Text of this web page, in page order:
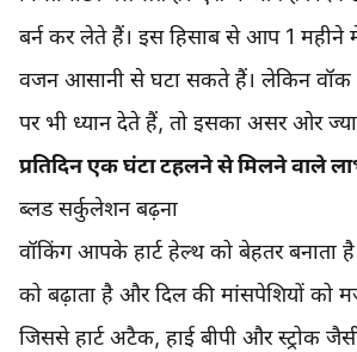
बर्न कर लेते हैं। इस हिसाब से आप 1 महीने
वजन आसानी से घटा सकते हैं। लेकिन
पर भी ध्यान देते हैं, तो इसका असर ओर
प्रतिदिन एक घंटा टहलने से मिलने वाले
ब्लड सर्कुलेशन बढ़ना
वॉकिंग आपके हार्ट हेल्थ को बेहतर बनाता
को बढ़ाता है और दिल की मांसपेशियों को
जिससे हार्ट अटैक, हाई बीपी और स्ट्रोक